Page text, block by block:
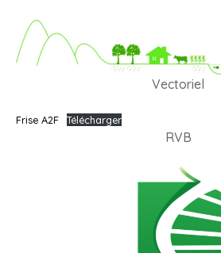
Vectoriel
Frise A2F Télécharger
RVB